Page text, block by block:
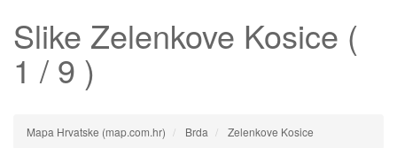
Slike Zelenkove Kosice (
1 / 9 )
Mapa Hrvatske (map.com.hr) Brda Zelenkove Kosice